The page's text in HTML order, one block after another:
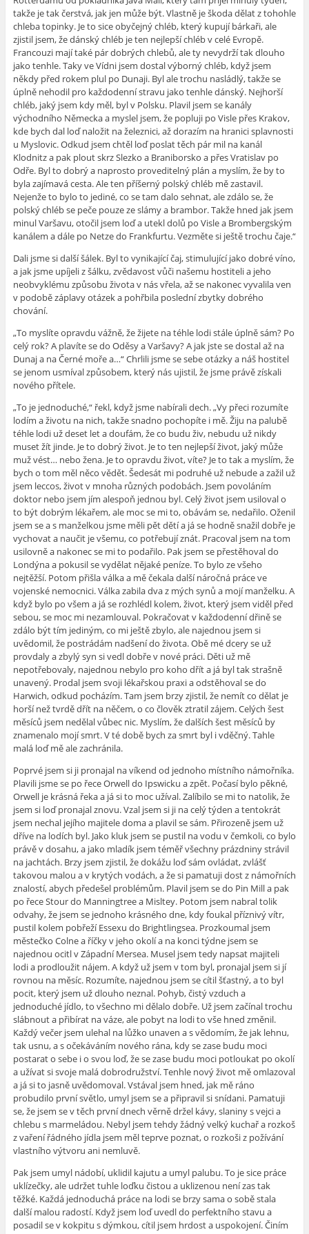
takže je tak čerstvá, jak jen může být. Vlastně je škoda dělat z tohohle
chleba topinky. Je to sice obyčejný chléb, který kupují bárkaři, ale
zjistil jsem, že dánský chléb je ten nejlepší chléb v celé Evropě.
Francouzi mají také pár dobrých chlebů, ale ty nevydrží tak dlouho
jako tenhle. Taky ve Vídni jsem dostal výborný chléb, když jsem
někdy před rokem plul po Dunaji. Byl ale trochu nasládlý, takže se
úplně nehodil pro každodenní stravu jako tenhle dánský. Nejhorší
chléb, jaký jsem kdy měl, byl v Polsku. Plavil jsem se kanály
východního Německa a myslel jsem, že popluji po Visle přes Krakov,
kde bych dal loď naložit na železnici, až dorazím na hranici splavnosti
u Myslovic. Odkud jsem chtěl loď poslat těch pár mil na kanál
Klodnitz a pak plout skrz Slezko a Braniborsko a přes Vratislav po
Odře. Byl to dobrý a naprosto proveditelný plán a myslím, že by to
byla zajímavá cesta. Ale ten příšerný polský chléb mě zastavil.
Nejenže to bylo to jediné, co se tam dalo sehnat, ale zdálo se, že
polský chléb se peče pouze ze slámy a brambor. Takže hned jak jsem
minul Varšavu, otočil jsem loď a utekl dolů po Visle a Brombergským
kanálem a dále po Netze do Frankfurtu. Vezměte si ještě trochu čaje.“
Dali jsme si další šálek. Byl to vynikající čaj, stimulující jako dobré víno,
a jak jsme upíjeli z šálku, zvědavost vůči našemu hostiteli a jeho
neobvyklému způsobu života v nás vřela, až se nakonec vyvalila ven
v podobě záplavy otázek a pohřbila poslední zbytky dobrého
chování.
„To myslíte opravdu vážně, že žijete na téhle lodi stále úplně sám? Po
celý rok? A plavíte se do Oděsy a Varšavy? A jak jste se dostal až na
Dunaj a na Černé moře a…“ Chrlili jsme se sebe otázky a náš hostitel
se jenom usmíval způsobem, který nás ujistil, že jsme právě získali
nového přítele.
„To je jednoduché,“ řekl, když jsme nabírali dech. „Vy přeci rozumíte
lodím a životu na nich, takže snadno pochopíte i mě. Žiju na palubě
téhle lodi už deset let a doufám, že co budu živ, nebudu už nikdy
muset žít jinde. Je to dobrý život. Je to ten nejlepší život, jaký může
muž vést… nebo žena. Je to opravdu život, víte? Je to tak a myslím, že
bych o tom měl něco vědět. Šedesát mi podruhé už nebude a zažil už
jsem leccos, život v mnoha různých podobách. Jsem povoláním
doktor nebo jsem jím alespoň jednou byl. Celý život jsem usiloval o
to být dobrým lékařem, ale moc se mi to, obávám se, nedařilo. Oženil
jsem se a s manželkou jsme měli pět dětí a já se hodně snažil dobře je
vychovat a naučit je všemu, co potřebují znát. Pracoval jsem na tom
usilovně a nakonec se mi to podařilo. Pak jsem se přestěhoval do
Londýna a pokusil se vydělat nějaké peníze. To bylo ze všeho
nejtěžší. Potom přišla válka a mě čekala další náročná práce ve
vojenské nemocnici. Válka zabila dva z mých synů a mojí manželku. A
když bylo po všem a já se rozhlédl kolem, život, který jsem viděl před
sebou, se moc mi nezamlouval. Pokračovat v každodenní dřině se
zdálo být tím jediným, co mi ještě zbylo, ale najednou jsem si
uvědomil, že postrádám nadšení do života. Obě mé dcery se už
provdaly a zbylý syn si vedl dobře v nové práci. Děti už mě
nepotřebovaly, najednou nebylo pro koho dřít a já byl tak strašně
unavený. Prodal jsem svoji lékařskou praxi a odstěhoval se do
Harwich, odkud pocházím. Tam jsem brzy zjistil, že nemít co dělat je
horší než tvrdě dřít na něčem, o co člověk ztratil zájem. Celých šest
měsíců jsem nedělal vůbec nic. Myslím, že dalších šest měsíců by
znamenalo mojí smrt. V té době bych za smrt byl i vděčný. Tahle
malá loď mě ale zachránila.
Poprvé jsem si ji pronajal na víkend od jednoho místního námořníka.
Plavili jsme se po řece Orwell do Ipswicku a zpět. Počasí bylo pěkné,
Orwell je krásná řeka a já si to moc užíval. Zalíbilo se mi to natolik, že
jsem si loď pronajal znovu. Vzal jsem si ji na celý týden a tentokrát
jsem nechal jejího majitele doma a plavil se sám. Přirozeně jsem už
dříve na lodích byl. Jako kluk jsem se pustil na vodu v čemkoli, co bylo
právě v dosahu, a jako mladík jsem téměř všechny prázdniny strávil
na jachtách. Brzy jsem zjistil, že dokážu loď sám ovládat, zvlášť
takovou malou a v krytých vodách, a že si pamatuji dost z námořních
znalostí, abych předešel problémům. Plavil jsem se do Pin Mill a pak
po řece Stour do Manningtree a Misltey. Potom jsem nabral tolik
odvahy, že jsem se jednoho krásného dne, kdy foukal příznivý vítr,
pustil kolem pobřeží Essexu do Brightlingsea. Prozkoumal jsem
městečko Colne a říčky v jeho okolí a na konci týdne jsem se
najednou ocitl v Západní Mersea. Musel jsem tedy napsat majiteli
lodi a prodloužit nájem. A když už jsem v tom byl, pronajal jsem si jí
rovnou na měsíc. Rozumíte, najednou jsem se cítil šťastný, a to byl
pocit, který jsem už dlouho neznal. Pohyb, čistý vzduch a
jednoduché jídlo, to všechno mi dělalo dobře. Už jsem začínal trochu
slábnout a přibírat na váze, ale pobyt na lodi to vše hned změnil.
Každý večer jsem ulehal na lůžko unaven a s vědomím, že jak lehnu,
tak usnu, a s očekáváním nového rána, kdy se zase budu moci
postarat o sebe i o svou loď, že se zase budu moci potloukat po okolí
a užívat si svoje malá dobrodružství. Tenhle nový život mě omlazoval
a já si to jasně uvědomoval. Vstával jsem hned, jak mě ráno
probudilo první světlo, umyl jsem se a připravil si snídani. Pamatuji
se, že jsem se v těch první dnech věrně držel kávy, slaniny s vejci a
chlebu s marmeládou. Nebyl jsem tehdy žádný velký kuchař a rozkoš
z vaření řádného jídla jsem měl teprve poznat, o rozkoši z požívání
vlastního výtvoru ani nemluvě.
Pak jsem umyl nádobí, uklidil kajutu a umyl palubu. To je sice práce
uklízečky, ale udržet tuhle loďku čistou a uklizenou není zas tak
těžké. Každá jednoduchá práce na lodi se brzy sama o sobě stala
další malou radostí. Když jsem loď uvedl do perfektního stavu a
posadil se v kokpitu s dýmkou, cítil jsem hrdost a uspokojení. Činím